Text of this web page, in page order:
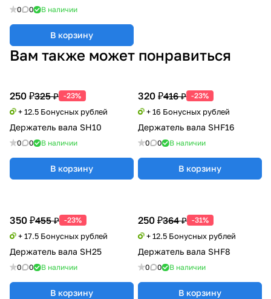
0 0 В наличии
В корзину
Вам также может понравиться
250 ₽325 ₽ -23%
+ 12.5 Бонусных рублей
Держатель вала SH10
0 0 В наличии
В корзину
320 ₽416 ₽ -23%
+ 16 Бонусных рублей
Держатель вала SHF16
0 0 В наличии
В корзину
250 ₽364 ₽ -31%
+ 12.5 Бонусных рублей
Держатель вала SHF8
0 0 В наличии
В корзину
350 ₽455 ₽ -23%
+ 17.5 Бонусных рублей
Держатель вала SH25
0 0 В наличии
В корзину